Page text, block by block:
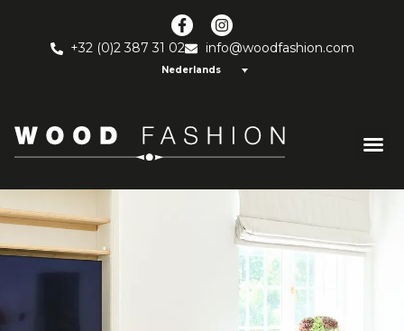
+32 (0)2 387 31 02 info@woodfashion.com
Nederlands